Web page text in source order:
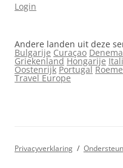
Login
Andere landen uit deze
Bulgarije Curaçao
Griekenland Hongarije
Oostenrijk Portugal
Travel Europe
Privacyverklaring